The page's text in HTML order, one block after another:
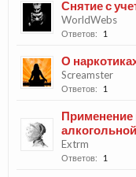
Снятие с
WorldWebs
Ответов: 1
О
Screamster
Ответов: 1
Применение
Extrm
Ответов: 1